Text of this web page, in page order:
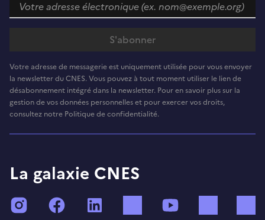
Votre adresse de messagerie est uniquement utilisée pour vous envoyer
la newsletter du CNES. Vous pouvez à tout moment utiliser le lien de
désabonnement intégré dans la newsletter. Pour en savoir plus sur la
gestion de vos données personnelles et pour exercer vos droits,
consultez notre Politique de confidentialité.
La galaxie CNES
InstagramFacebook TikTok